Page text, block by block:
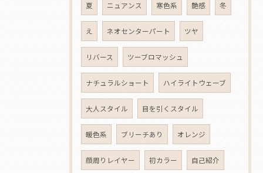
夏 ニュアンス 寒色系 艶感 冬
え ネオセンターパート ツヤ
リバース ツーブロマッシュ
ナチュラルショート ハイライトウェーブ
大人スタイル 目を引くスタイル
暖色系 ブリーチあり オレンジ
顔周りレイヤー 初カラー 自己紹介